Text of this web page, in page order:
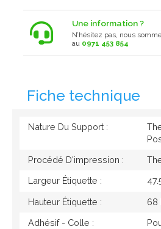
Une information ?
N’hésitez pas, nous
au 0971 453 854
Fiche technique
Nature Du Support :
Procédé D'impression :
Largeur Étiquette :
Hauteur Étiquette : 68
Adhésif - Colle :